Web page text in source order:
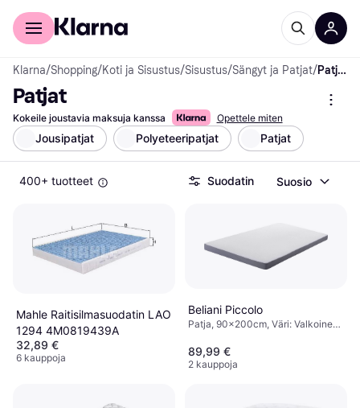
Kuluttajille
Klarna/Shopping/Koti ja Sisustus/Sisustus/Sängyt ja Patjat/ Patjat
Patjat
Kokeile joustavia maksuja kanssa Opettele miten
Jousipatjat Polyeteeripatjat Patjat
400+ tuotteet Suodatin Suosio
Mahle Raitisilmasuodatin LAO
1294 4M0819439A
32,89 €
6 kauppoja
Beliani Piccolo
Patja, 90x200cm, Väri: Valkoinen,
Jäykkyys: Keskitasoinen
89,99 €
2 kauppoja